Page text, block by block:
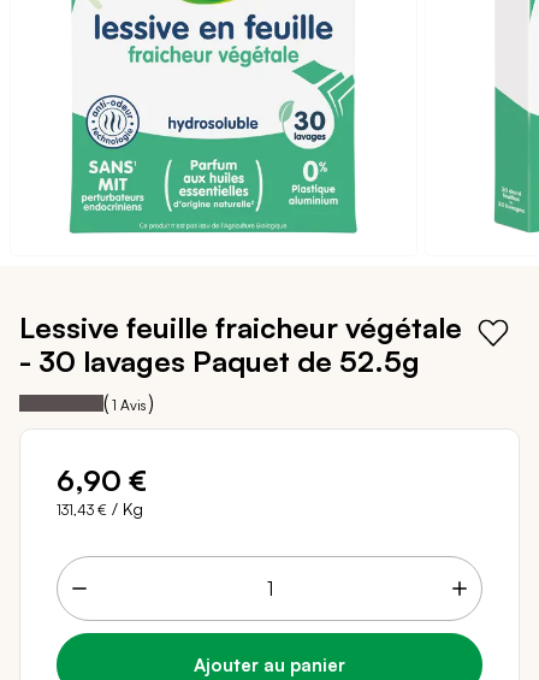
début
Galerie
d’images
Lessive feuille fraicheur végétale
- 30 lavages Paquet de 52.5g
Notation: 100
% of 100
( 1 Avis )
6,90 €
131,43 € / Kg